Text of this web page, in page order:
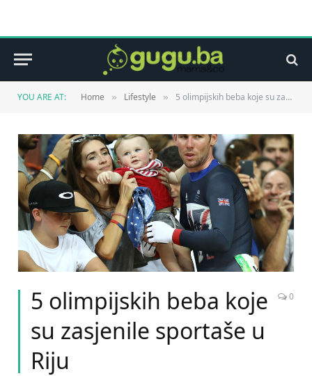
YOU ARE AT: Home » Lifestyle » 5 olimpijskih beba koje su zasjenile sportaše u Riju
5 olimpijskih beba koje
su zasjenile sportaše u
Riju
0